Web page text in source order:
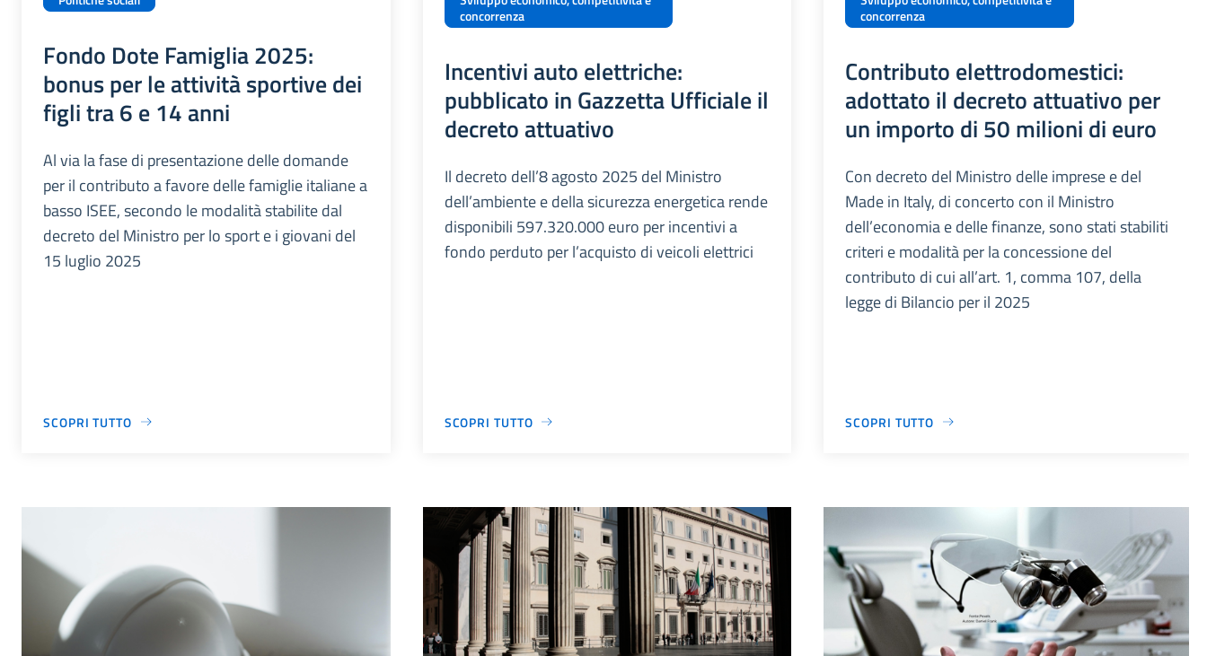
Fondo Dote Famiglia 2025:
bonus per le attività sportive dei
figli tra 6 e 14 anni
Al via la fase di presentazione delle domande
per il contributo a favore delle famiglie italiane a
basso ISEE, secondo le modalità stabilite dal
decreto del Ministro per lo sport e i giovani del
15 luglio 2025
SCOPRI TUTTO
concorrenza
Incentivi auto elettriche:
pubblicato in Gazzetta Ufficiale il
decreto attuativo
Il decreto dell’8 agosto 2025 del Ministro
dell’ambiente e della sicurezza energetica rende
disponibili 597.320.000 euro per incentivi a
fondo perduto per l’acquisto di veicoli elettrici
SCOPRI TUTTO
concorrenza
Contributo elettrodomestici:
adottato il decreto attuativo per
un importo di 50 milioni di euro
Con decreto del Ministro delle imprese e del
Made in Italy, di concerto con il Ministro
dell’economia e delle finanze, sono stati stabiliti
criteri e modalità per la concessione del
contributo di cui all’art. 1, comma 107, della
legge di Bilancio per il 2025
SCOPRI TUTTO